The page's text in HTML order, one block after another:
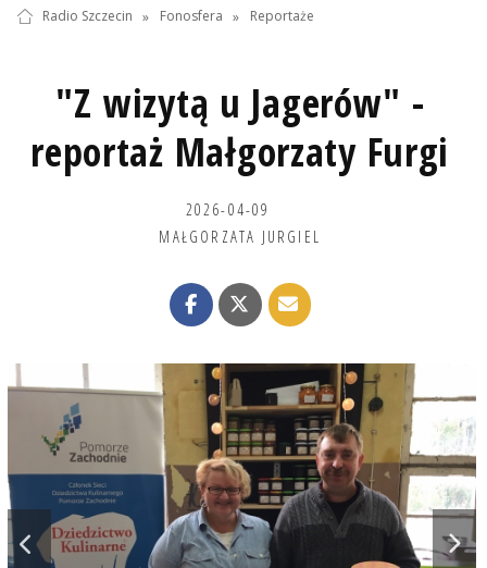
Radio Szczecin » Fonosfera » Reportaże
"Z wizytą u Jagerów" -
reportaż Małgorzaty Furgi
2026-04-09
MAŁGORZATA JURGIEL